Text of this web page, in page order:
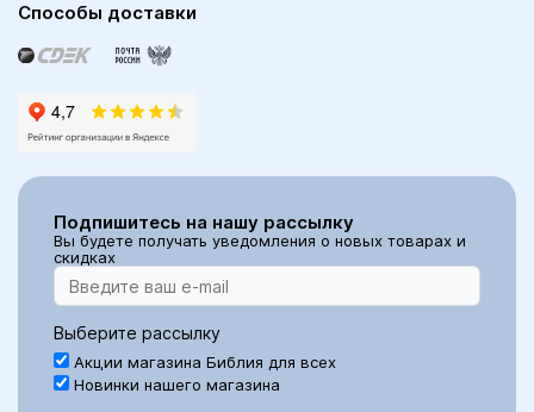
Способы доставки
Подпишитесь на нашу рассылку
Вы будете получать уведомления о новых товарах и
скидках
Выберите рассылку
Акции магазина Библия для всех
Новинки нашего магазина